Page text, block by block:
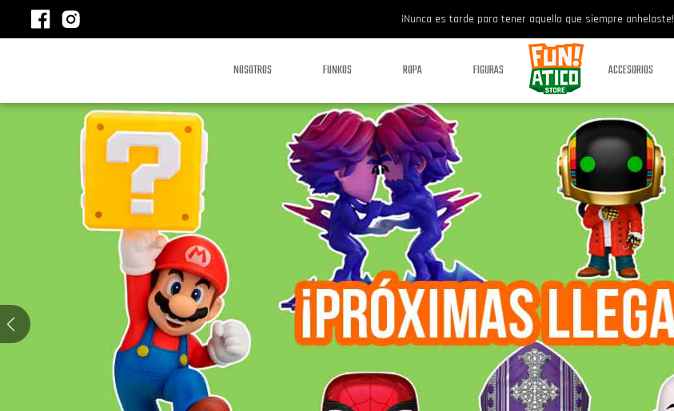
¡Nunca es tarde para tener aquello que siempre anhelaste!
NOSOTROS FUNKOS ROPA FIGURAS ACCESORIOS